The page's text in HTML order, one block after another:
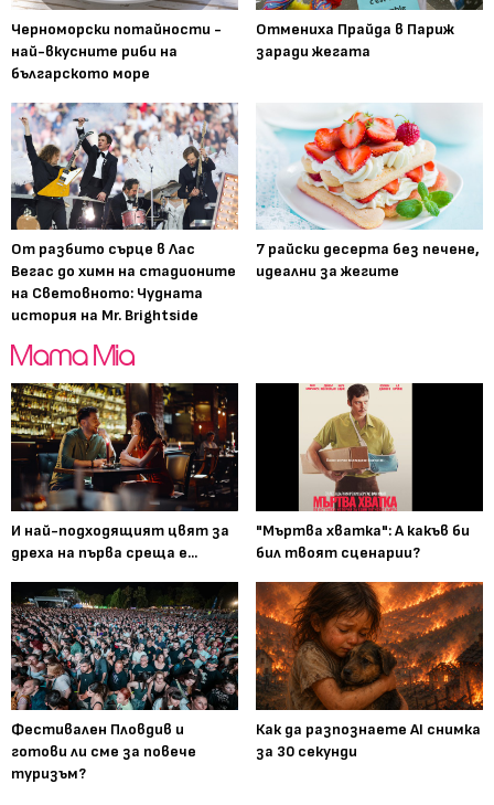
Черноморски потайности -
най-вкусните риби на
българското море
Отмениха Прайда в Париж
заради жегата
От разбито сърце в Лас
Вегас до химн на стадионите
на Световното: Чудната
история на Mr. Brightside
7 райски десерта без печене,
идеални за жегите
И най-подходящият цвят за
дреха на първа среща е...
"Мъртва хватка": А какъв би
бил твоят сценарии?
Фестивален Пловдив и
готови ли сме за повече
туризъм?
Как да разпознаете AI снимка
за 30 секунди